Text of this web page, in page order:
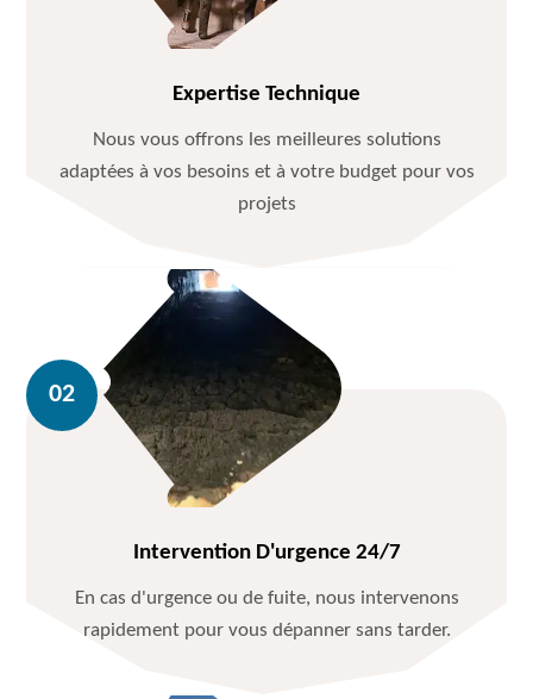
Expertise Technique
Nous vous offrons les meilleures solutions
adaptées à vos besoins et à votre budget pour vos
projets
Intervention D'urgence 24/7
En cas d'urgence ou de fuite, nous intervenons
rapidement pour vous dépanner sans tarder.